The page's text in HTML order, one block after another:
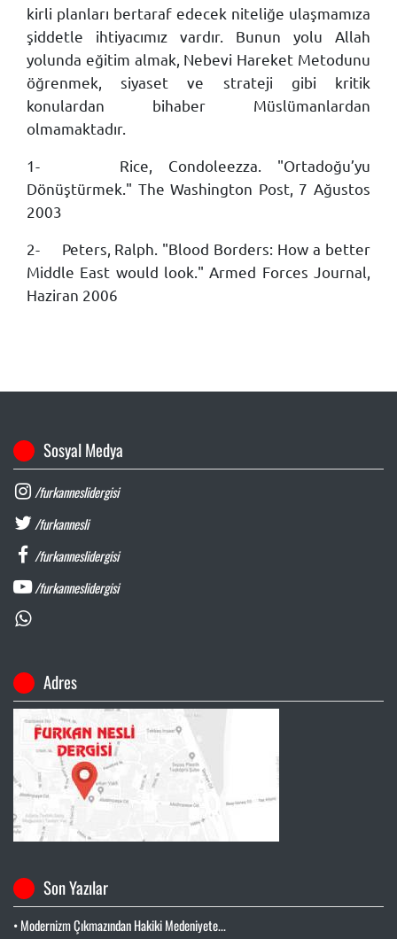
kirli planları bertaraf edecek niteliğe ulaşmamıza
şiddetle ihtiyacımız vardır. Bunun yolu Allah
yolunda eğitim almak, Nebevi Hareket Metodunu
öğrenmek, siyaset ve strateji gibi kritik
konulardan bihaber Müslümanlardan
olmamaktadır.
1-
Rice, Condoleezza. "Ortadoğu’yu
Dönüştürmek." The Washington Post, 7 Ağustos
2003
2-
Peters, Ralph. "Blood Borders: How a better
Middle East would look." Armed Forces Journal,
Haziran 2006
Sosyal Medya
/furkanneslidergisi
/furkannesli
/furkanneslidergisi
/furkanneslidergisi
Adres
Son Yazılar
• Modernizm Çıkmazından Hakiki Medeniyete...